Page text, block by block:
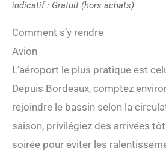
indicatif : Gratuit (hors achats)
Comment s’y rendre
Avion
L’aéroport le plus pratique est
Depuis Bordeaux, comptez
rejoindre le bassin selon la
saison, privilégiez des arrivées
soirée pour éviter les